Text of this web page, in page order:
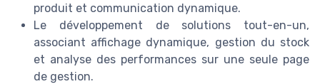
produit et communication dynamique.
Le développement de solutions tout-en-un,
associant affichage dynamique, gestion du stock
et analyse des performances sur une seule page
de gestion.